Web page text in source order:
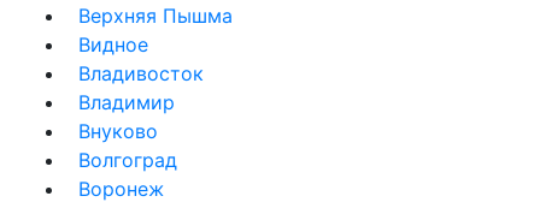
Верхняя Пышма
Видное
Владивосток
Владимир
Внуково
Волгоград
Воронеж